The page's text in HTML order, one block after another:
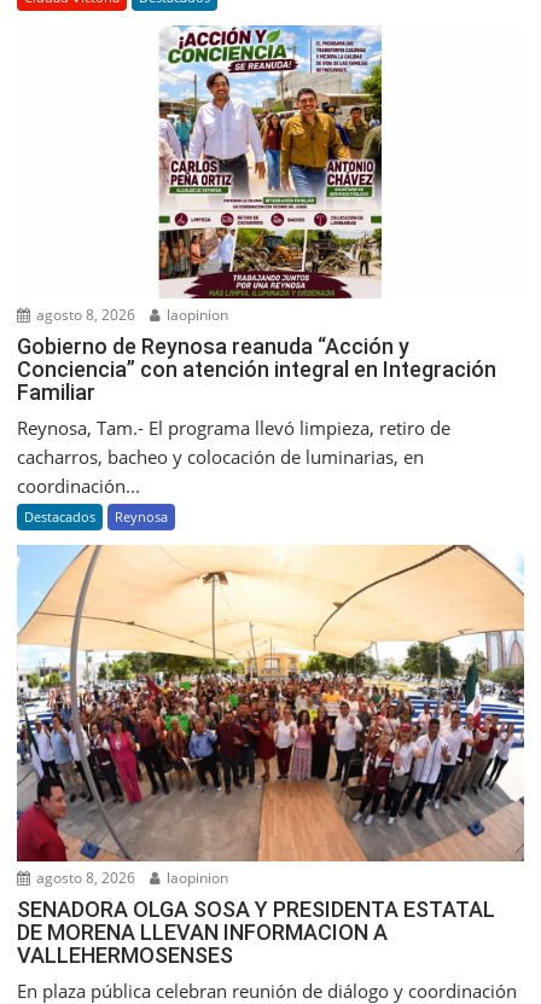
agosto 8, 2026 laopinion
Gobierno de Reynosa reanuda “Acción y
Conciencia” con atención integral en Integración
Familiar
Reynosa, Tam.- El programa llevó limpieza, retiro de
cacharros, bacheo y colocación de luminarias, en
coordinación...
Destacados Reynosa
agosto 8, 2026 laopinion
SENADORA OLGA SOSA Y PRESIDENTA ESTATAL
DE MORENA LLEVAN INFORMACION A
VALLEHERMOSENSES
En plaza pública celebran reunión de diálogo y coordinación